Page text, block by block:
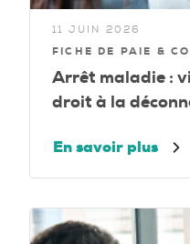
11 JUIN 2026
FICHE DE PAIE &
Arrêt maladie :
droit à la
En savoir plus